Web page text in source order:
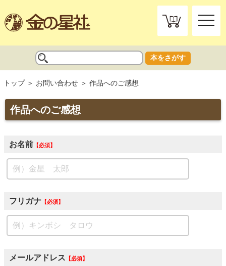
toggle
本をさがす
トップ お問い合わせ 作品へのご感想
作品へのご感想
お名前 必須
フリガナ 必須
メールアドレス 必須